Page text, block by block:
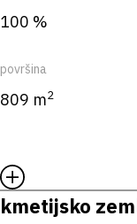
100 %
površina
809 m2
kmetijsko